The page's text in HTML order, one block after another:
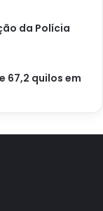
da Polícia
67,2 quilos em